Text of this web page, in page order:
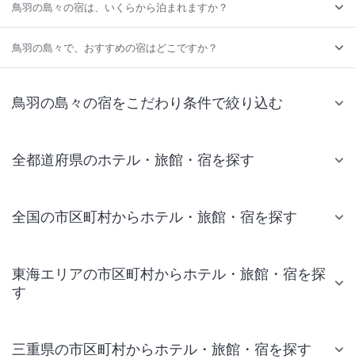
鳥羽の島々の宿は、いくらから泊まれますか？
鳥羽の島々で、おすすめの宿はどこですか？
鳥羽の島々の宿をこだわり条件で絞り込む
全都道府県のホテル・旅館・宿を探す
全国の市区町村からホテル・旅館・宿を探す
東海エリアの市区町村からホテル・旅館・宿を探
す
三重県の市区町村からホテル・旅館・宿を探す